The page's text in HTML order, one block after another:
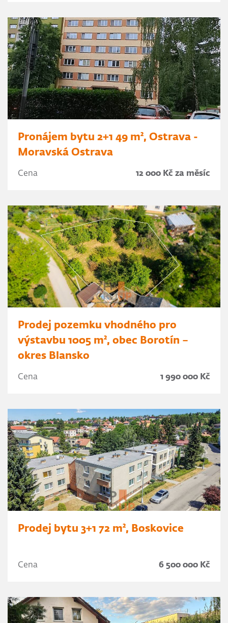
Pronájem bytu 2+1 49 m², Ostrava -
Moravská Ostrava
Cena 12 000 Kč za měsíc
Prodej pozemku vhodného pro
výstavbu 1005 m², obec Borotín –
okres Blansko
Cena 1 990 000 Kč
Prodej bytu 3+1 72 m², Boskovice
Cena 6 500 000 Kč